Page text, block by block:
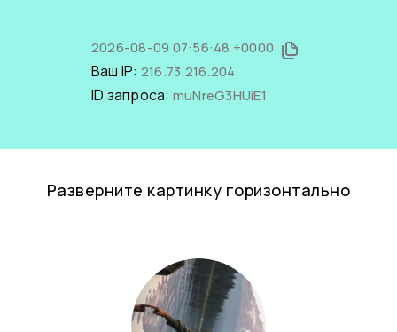
2026-08-09 07:56:48 +0000
Ваш IP: 216.73.216.204
ID запроса: muNreG3HUiE1
Разверните картинку горизонтально